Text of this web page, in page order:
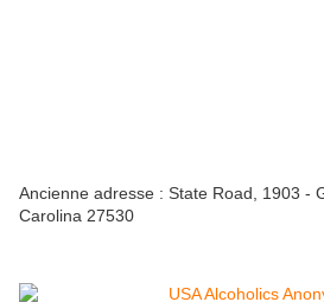
Ancienne adresse : State Road, 1903 -
Carolina 27530